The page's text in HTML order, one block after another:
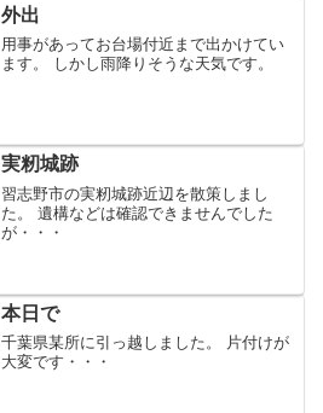
外出
用事があってお台場付近まで出かけてい
ます。 しかし雨降りそうな天気です。
実籾城跡
習志野市の実籾城跡近辺を散策しまし
た。 遺構などは確認できませんでした
が・・・
本日で
千葉県某所に引っ越しました。 片付けが
大変です・・・